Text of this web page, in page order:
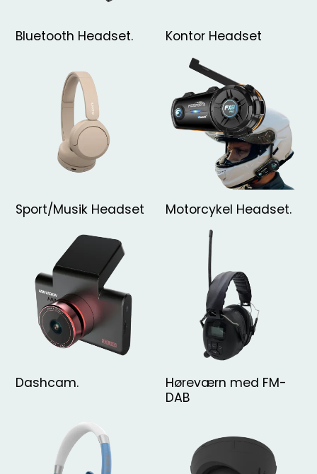
Bluetooth Headset. Kontor Headset
Sport/Musik Headset Motorcykel Headset.
Dashcam.
Høreværn med FM-
DAB